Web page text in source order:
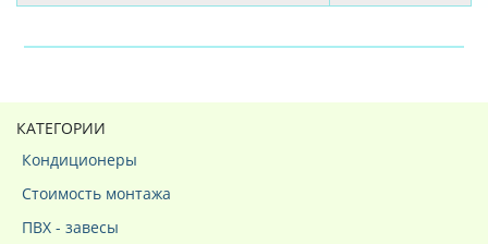
КАТЕГОРИИ
Кондиционеры
Стоимость монтажа
ПВХ - завесы